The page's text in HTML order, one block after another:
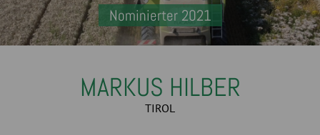
Nominierter 2021
MARKUS HILBER
TIROL